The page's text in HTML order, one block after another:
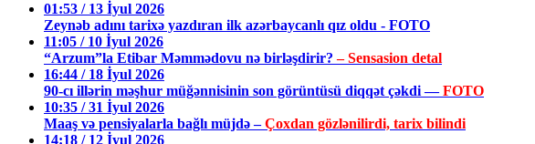
01:53 / 13 İyul 2026
Zeynəb adını tarixə yazdıran ilk azərbaycanlı qız oldu - FOTO
11:05 / 10 İyul 2026
“Arzum”la Etibar Məmmədovu nə birləşdirir?– Sensasion detal
16:44 / 18 İyul 2026
90-cı illərin məşhur müğənnisinin son görüntüsü diqqət çəkdi —FOTO
10:35 / 31 İyul 2026
Maaş və pensiyalarla bağlı müjdə –Çoxdan gözlənilirdi, tarix bilindi
14:18 / 12 İyul 2026